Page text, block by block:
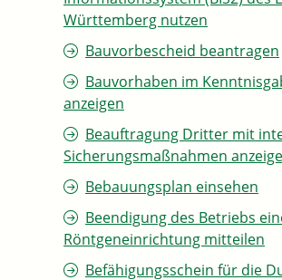
Württemberg nutzen
Bauvorbescheid beantragen
Bauvorhaben im
anzeigen
Beauftragung Dritter mit
Sicherungsmaßnahmen
Bebauungsplan einsehen
Beendigung des Betriebs
Röntgeneinrichtung mitteilen
Befähigungsschein für die